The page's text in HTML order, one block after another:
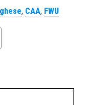
, CAA, FWU